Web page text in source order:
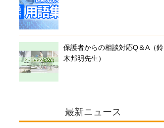
保護者からの相談対応Q＆A（鈴
木邦明先生）
最新ニュース